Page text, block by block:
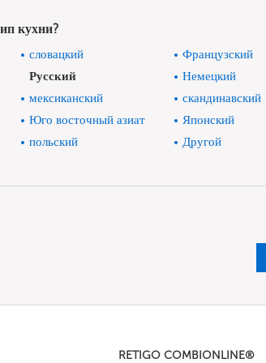
кухни?
словацкий Французский
Русский Немецкий
мексиканский скандинавский
Юго восточный азиат Японский
польский Другой
RETIGO COMBIONLINE®